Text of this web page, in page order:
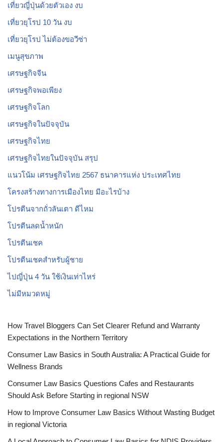
เที่ยวญี่ปุ่นด้วยตัวเอง งบ
เที่ยวยุโรป 10 วัน งบ
เที่ยวยุโรป ไม่ต้องขอวีซ่า
เมนูสุขภาพ
เศรษฐกิจจีน
เศรษฐกิจพอเพียง
เศรษฐกิจโลก
เศรษฐกิจในปัจจุบัน
เศรษฐกิจไทย
เศรษฐกิจไทยในปัจจุบัน สรุป
แนวโน้ม เศรษฐกิจไทย 2567 ธนาคารแห่ง ประเทศไทย
โครงสร้างทางการเมืองไทย มีอะไรบ้าง
โปรตีนจากถั่วลันเตา ดีไหม
โปรตีนลดน้ำหนัก
โปรตีนเชค
โปรตีนเชคสำหรับผู้ชาย
ไปญี่ปุ่น 4 วัน ใช้เงินเท่าไหร่
ไม่มีหมวดหมู่
How Travel Bloggers Can Set Clearer Refund and Warranty
Expectations in the Northern Territory
Consumer Law Basics in South Australia: A Practical Guide for
Wellness Brands
Consumer Law Basics Questions Cafes and Restaurants
Should Ask Before Starting in regional NSW
How to Improve Consumer Law Basics Without Wasting Budget
in regional Victoria